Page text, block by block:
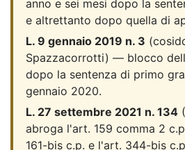
anno e sei mesi dopo la
e altrettanto dopo quella di
L. 9 gennaio 2019 n. 3
Spazzacorrotti) — blocco
dopo la sentenza di primo
gennaio 2020.
L. 27 settembre 2021 n. 134
abroga l'art. 159 comma 2
161-bis c.p. e l'art. 344-bis